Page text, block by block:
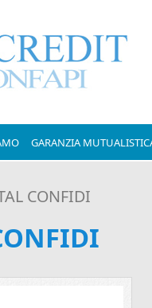
GARANZIA
CONFIDI